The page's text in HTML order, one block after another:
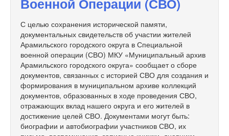
Военной Операции (СВО)
С целью сохранения исторической памяти,
документальных свидетельств об участии жителей
Арамильского городского округа в Специальной
военной операции (СВО) МКУ «Муниципальный архив
Арамильского городского округа» сообщает о сборе
документов, связанных с историей СВО для создания и
формирования в муниципальном архиве коллекций
документов, образованных в ходе проведения СВО,
отражающих вклад нашего округа и его жителей в
достижение целей СВО. Документами могут быть:
биографии и автобиографии участников СВО, их